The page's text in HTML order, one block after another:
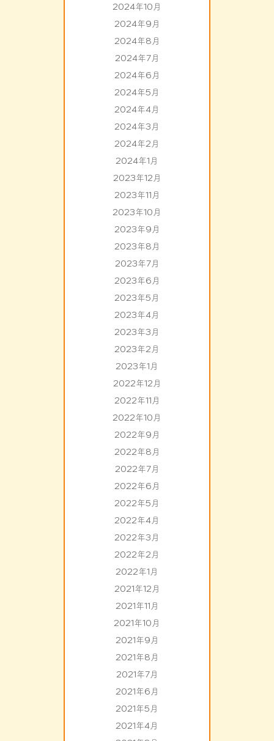
2024年10月
2024年9月
2024年8月
2024年7月
2024年6月
2024年5月
2024年4月
2024年3月
2024年2月
2024年1月
2023年12月
2023年11月
2023年10月
2023年9月
2023年8月
2023年7月
2023年6月
2023年5月
2023年4月
2023年3月
2023年2月
2023年1月
2022年12月
2022年11月
2022年10月
2022年9月
2022年8月
2022年7月
2022年6月
2022年5月
2022年4月
2022年3月
2022年2月
2022年1月
2021年12月
2021年11月
2021年10月
2021年9月
2021年8月
2021年7月
2021年6月
2021年5月
2021年4月